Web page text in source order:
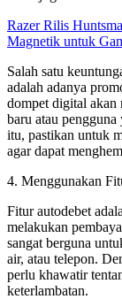
Razer Rilis
Magnetik untuk
Salah satu
adalah adanya
dompet digital akan
baru atau
itu, pastikan untuk
agar dapat
4. Menggunakan
Fitur autodebet
melakukan
sangat berguna
air, atau telepon.
perlu khawatir
keterlambatan.